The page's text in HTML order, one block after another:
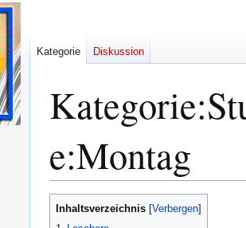
Kategorie:
e:Montag
Zur
Zur
Inhaltsverzeichnis
Kategorie Diskussion